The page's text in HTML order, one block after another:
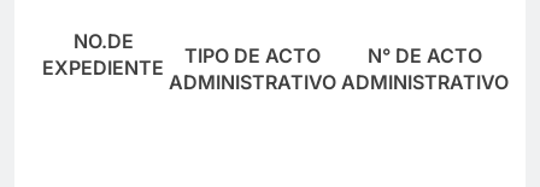
NO.DE
EXPEDIENTE
TIPO DE ACTO
ADMINISTRATIVO
N° DE ACTO
ADMINISTRATIVO